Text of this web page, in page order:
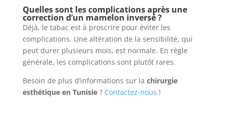
Quelles sont les complications après une
correction d’un mamelon inversé ?
Déjà, le tabac est à proscrire pour éviter les
complications. Une altération de la sensibilité, qui
peut durer plusieurs mois, est normale. En règle
générale, les complications sont plutôt rares.
Besoin de plus d’informations sur la chirurgie
esthétique en Tunisie? Contactez-nous !